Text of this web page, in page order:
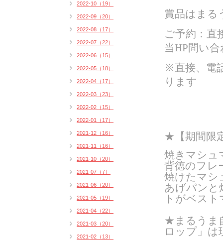
賞品はまる
ご予約：直
当HP問い
※直接、電
ります
★ 【期間
焼きマシュ
背徳のフレ
焼けたマシ
あげパンと
トがベス
★まるうま
ロップ」は
2022-10（19）
2022-09（20）
2022-08（17）
2022-07（22）
2022-06（15）
2022-05（18）
2022-04（17）
2022-03（23）
2022-02（15）
2022-01（17）
2021-12（16）
2021-11（16）
2021-10（20）
2021-07（7）
2021-06（20）
2021-05（19）
2021-04（22）
2021-03（20）
2021-02（13）